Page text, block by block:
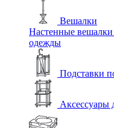
Вешалки
Настенные вешалки
одежды
Подставки
Аксессуары